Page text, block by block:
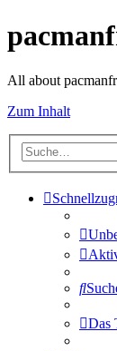
All about
Zum Inhalt
Das